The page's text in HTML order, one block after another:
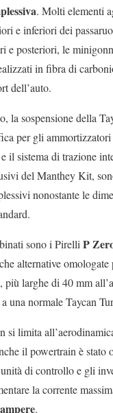
. Molti elementi
e inferiori dei
e posteriori, le
in fibra di
dell’auto.
la sospensione della
per gli
il sistema di trazione
del Manthey Kit,
nonostante le
sono i PirelliP
alternative omologate
più larghe di 40 mm
una normale Taycan
si limita
il powertrain è stato
di controllo e gli
la corrente
.